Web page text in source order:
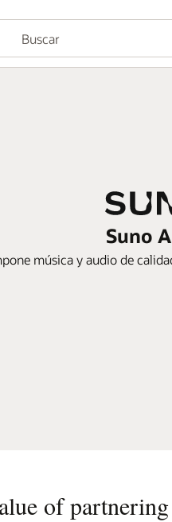
Suno
música y audio de
of